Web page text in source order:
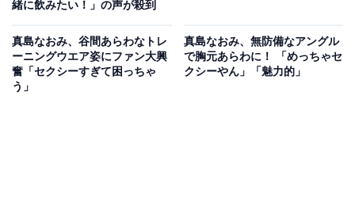
緒に飲みたい！」の声が殺到
真島なおみ、谷間あらわなトレ
ーニングウエア姿にファン大興
奮「セクシーすぎて困っちゃ
う」
真島なおみ、無防備なアングル
で胸元あらわに！ 「めっちゃセ
クシーやん」「魅力的」